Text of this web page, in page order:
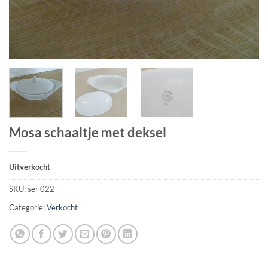
Mosa schaaltje met deksel
Uitverkocht
SKU:ser 022
Categorie:Verkocht